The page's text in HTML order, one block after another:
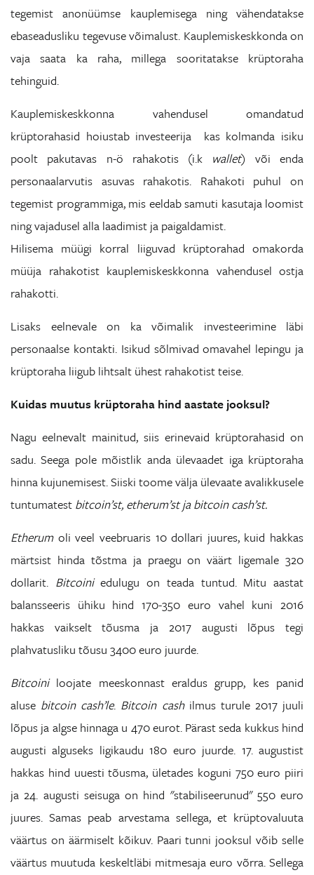
tegemist anonüümse kauplemisega ning vähendatakse
ebaseadusliku tegevuse võimalust. Kauplemiskeskkonda on
vaja saata ka raha, millega sooritatakse krüptoraha
tehinguid.
Kauplemiskeskkonna vahendusel omandatud
krüptorahasid hoiustab investeerija kas kolmanda isiku
poolt pakutavas n-ö rahakotis (i.k wallet) või enda
personaalarvutis asuvas rahakotis. Rahakoti puhul on
tegemist programmiga, mis eeldab samuti kasutaja loomist
ning vajadusel alla laadimist ja paigaldamist.
Hilisema müügi korral liiguvad krüptorahad omakorda
müüja rahakotist kauplemiskeskkonna vahendusel ostja
rahakotti.
Lisaks eelnevale on ka võimalik investeerimine läbi
personaalse kontakti. Isikud sõlmivad omavahel lepingu ja
krüptoraha liigub lihtsalt ühest rahakotist teise.
Kuidas muutus krüptoraha hind aastate jooksul?
Nagu eelnevalt mainitud, siis erinevaid krüptorahasid on
sadu. Seega pole mõistlik anda ülevaadet iga krüptoraha
hinna kujunemisest. Siiski toome välja ülevaate avalikkusele
tuntumatest bitcoin’st, etherum’st ja bitcoin cash’st.
Etherumoli veel veebruaris 10 dollari juures, kuid hakkas
märtsist hinda tõstma ja praegu on väärt ligemale 320
dollarit. Bitcoiniedulugu on teada tuntud. Mitu aastat
balansseeris ühiku hind 170-350 euro vahel kuni 2016
hakkas vaikselt tõusma ja 2017 augusti lõpus tegi
plahvatusliku tõusu 3400 euro juurde.
Bitcoiniloojate meeskonnast eraldus grupp, kes panid
aluse bitcoin cash’le. Bitcoin cashilmus turule 2017 juuli
lõpus ja algse hinnaga u 470 eurot. Pärast seda kukkus hind
augusti alguseks ligikaudu 180 euro juurde. 17. augustist
hakkas hind uuesti tõusma, ületades koguni 750 euro piiri
ja 24. augusti seisuga on hind "stabiliseerunud" 550 euro
juures. Samas peab arvestama sellega, et krüptovaluuta
väärtus on äärmiselt kõikuv. Paari tunni jooksul võib selle
väärtus muutuda keskeltläbi mitmesaja euro võrra. Sellega